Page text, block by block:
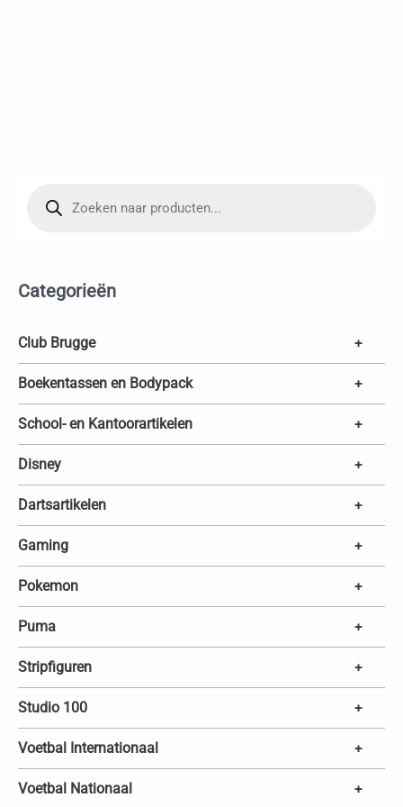
n
z
k
e
n
Categorieën
Club Brugge +
Boekentassen en Bodypack +
School- en Kantoorartikelen +
Disney +
Dartsartikelen +
Gaming +
Pokemon +
Puma +
Stripfiguren +
Studio 100 +
Voetbal Internationaal +
Voetbal Nationaal +